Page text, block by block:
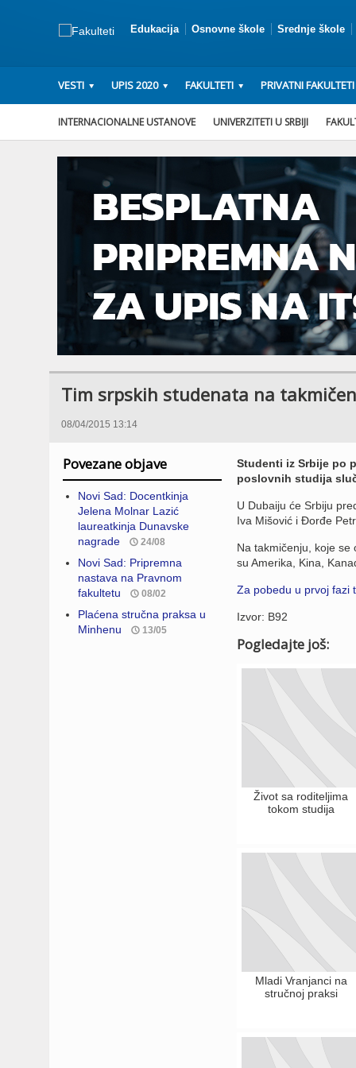
Edukacija Osnovne škole Srednje škole
VESTI UPIS 2020 FAKULTETI PRIVATNI FAKULTETI
INTERNACIONALNE USTANOVE UNIVERZITETI U SRBIJI
Tim srpskih studenata na
08/04/2015 13:14
Povezane objave
Novi Sad: Docentkinja
Jelena Molnar Lazić
laureatkinja Dunavske
nagrade
24/08
Novi Sad: Pripremna
nastava na Pravnom
fakultetu
08/02
Plaćena stručna praksa u
Minhenu
13/05
Studenti iz Srbije po
poslovnih studija
U Dubaiju će Srbiju
Iva Mišović i Đorđe
Na takmičenju, koje se
su Amerika, Kina,
Za pobedu u prvoj fazi
Izvor: B92
Pogledajte još:
Život sa roditeljima
tokom studija
Mladi Vranjanci na
stručnoj praksi